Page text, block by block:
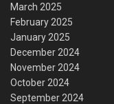
March 2025
February 2025
January 2025
December 2024
November 2024
October 2024
September 2024